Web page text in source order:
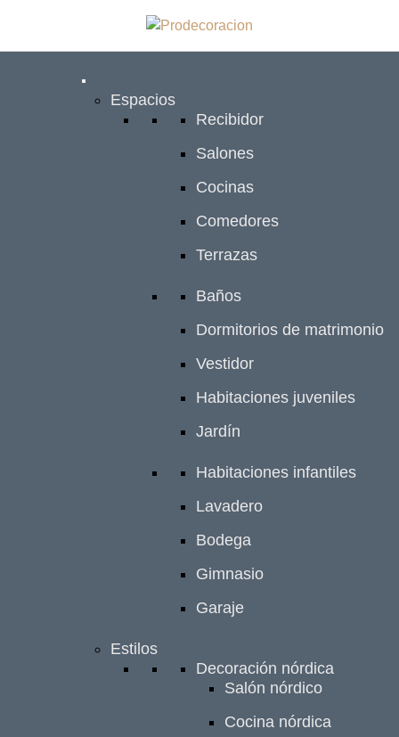
l
Espacios
Recibidor
Salones
Cocinas
Comedores
Terrazas
Baños
Dormitorios de matrimonio
Vestidor
Habitaciones juveniles
Jardín
Habitaciones infantiles
Lavadero
Bodega
Gimnasio
Garaje
Estilos
Decoración nórdica
Salón nórdico
Cocina nórdica